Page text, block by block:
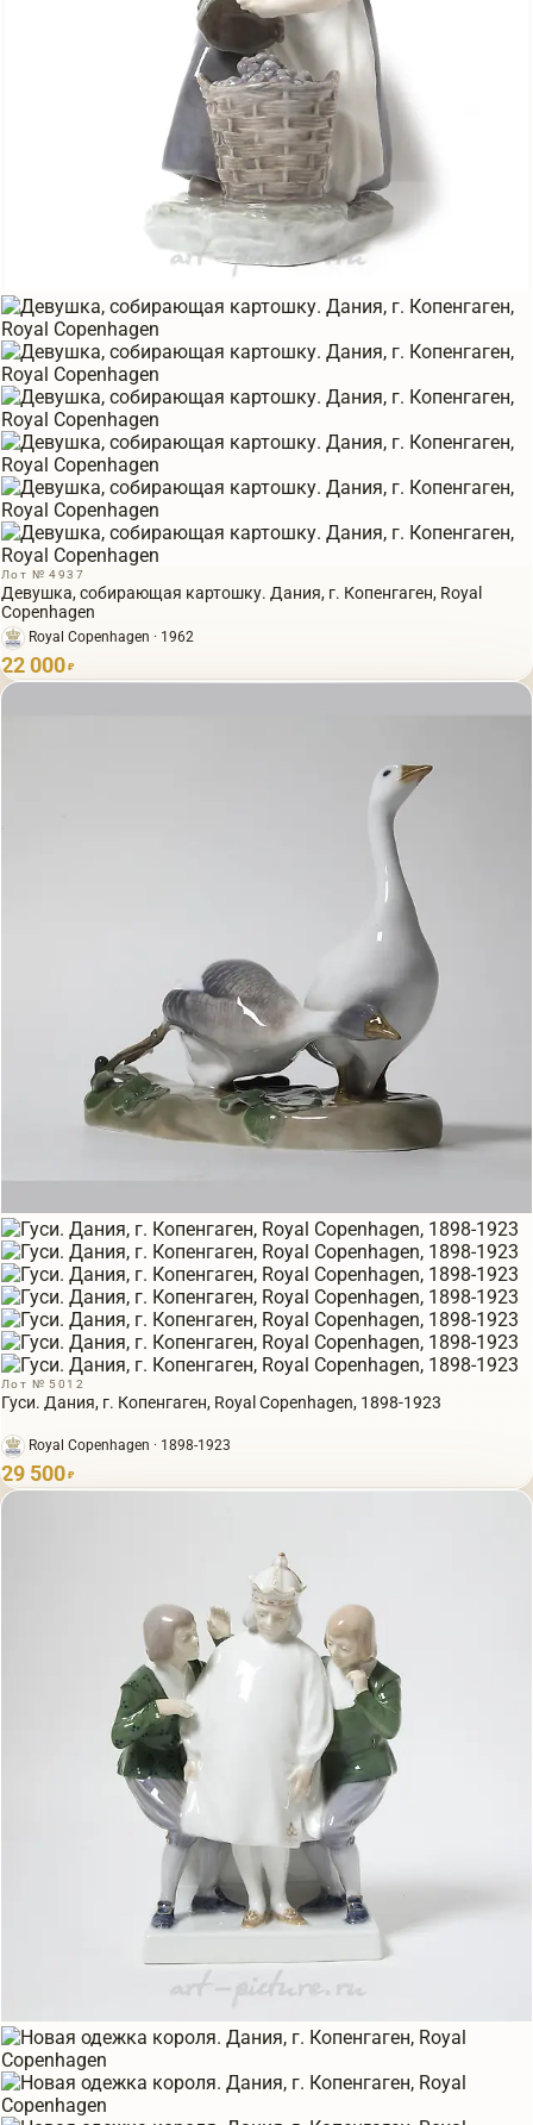
Лот № 4937
Девушка, собирающая картошку. Дания, г. Копенгаген, Royal
Copenhagen
Royal Copenhagen · 1962
22 000 ₽
Лот № 5012
Гуси. Дания, г. Копенгаген, Royal Copenhagen, 1898-1923
Royal Copenhagen · 1898-1923
29 500 ₽